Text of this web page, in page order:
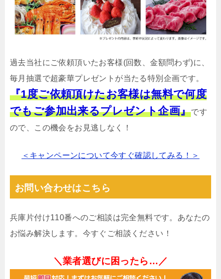
過去当社にご依頼頂いたお客様(回数、金額問わず)に、
毎月抽選で超豪華プレゼントが当たる特別企画です。
『1度ご依頼頂けたお客様は無料で何度
でもご参加出来るプレゼント企画』です
ので、この機会をお見逃しなく！
＜キャンペーンについて今すぐ確認してみる！＞
お問い合わせはこちら
兵庫片付け110番へのご相談は完全無料です。あなたの
お悩み解決します。今すぐご相談ください！
＼業者選びに困ったら…／